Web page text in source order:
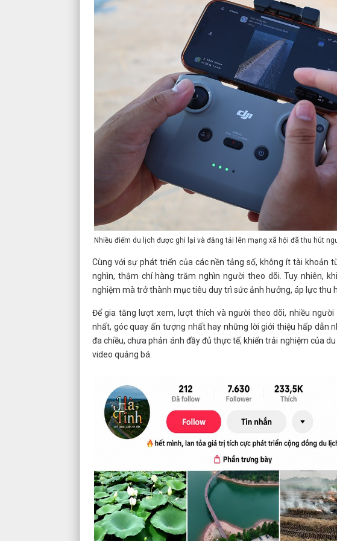
Nhiều điểm du lịch được ghi lại và đăng tải lên mạng xã hội đã thu hút
Cùng với sự phát triển của các nền tảng số, không ít tài
nghìn, thậm chí hàng trăm nghìn người theo dõi. Tuy nhiên,
nghiệm mà trở thành mục tiêu duy trì sức ảnh hưởng, áp lực thu
Để gia tăng lượt xem, lượt thích và người theo dõi, nhiều
nhất, góc quay ấn tượng nhất hay những lời giới thiệu hấp dẫn
đa chiều, chưa phản ánh đầy đủ thực tế, khiến trải nghiệm của
video quảng bá.